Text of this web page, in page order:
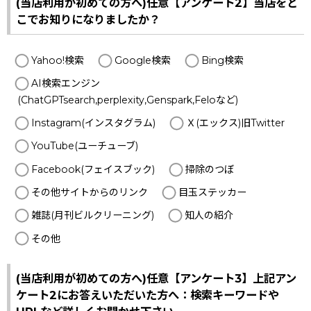
(当店利用が初めての方へ)任意【アンケート2】当店をど
こでお知りになりましたか？
Yahoo!検索 Google検索
Bing検索
AI検索エンジン
(ChatGPTsearch,perplexity,Genspark,Feloなど)
Instagram(インスタグラム)
Ｘ(エックス)旧Twitter
YouTube(ユーチューブ)
Facebook(フェイスブック)
掃除のつぼ
その他サイトからのリンク
目玉ステッカー
雑誌(月刊ビルクリーニング)
知人の紹介
その他
(当店利用が初めての方へ)任意【アンケート3】上記アン
ケート2にお答えいただいた方へ：検索キーワードや